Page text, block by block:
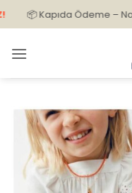
İçeriğe
atla
📦 Kapıda Ödeme – Nakit &